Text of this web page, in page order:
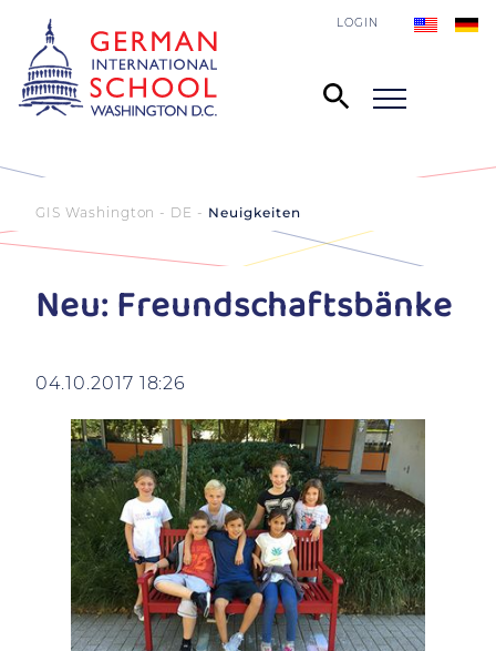
LOGIN
GIS Washington - DE Neuigkeiten
Neu: Freundschaftsbänke
04.10.2017 18:26